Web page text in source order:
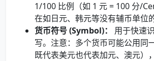
1/100 比例（如 1 元 = 100 分/
在如日元、韩元等没有辅币单位
货币符号 (Symbol)：
用于快速
写。注意：多个货币可能公用同
既代表美元也代表加元、澳元）